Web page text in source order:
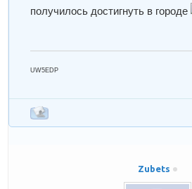
получилось достигнуть в городе
UW5EDP
Zubets